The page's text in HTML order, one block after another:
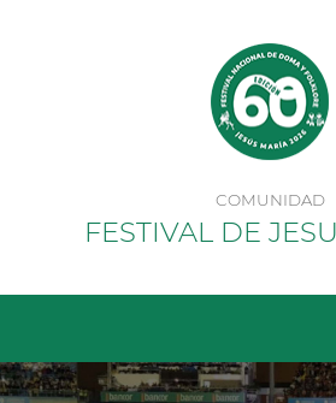
COMUNIDAD
FESTIVAL DE